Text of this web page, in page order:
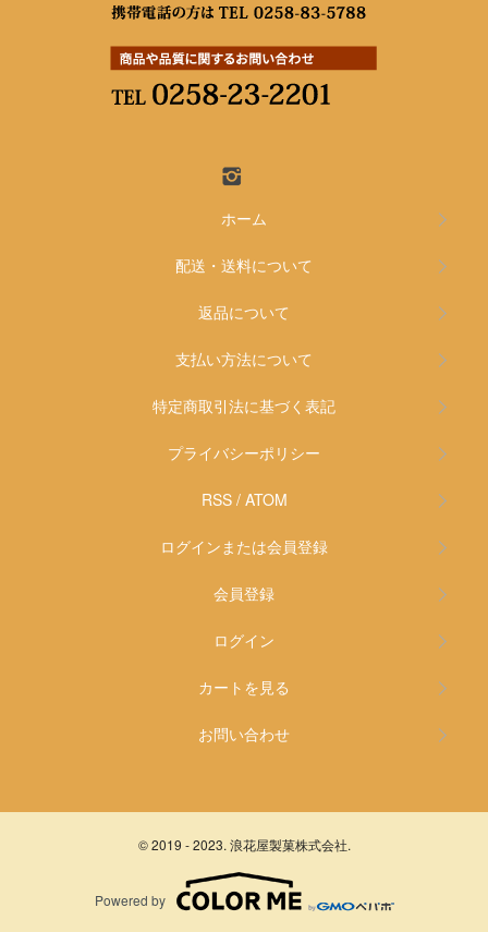
ホーム
配送・送料について
返品について
支払い方法について
特定商取引法に基づく表記
プライバシーポリシー
RSS/ ATOM
ログインまたは会員登録
会員登録
ログイン
カートを見る
お問い合わせ
© 2019 - 2023. 浪花屋製菓株式会社.
Powered by